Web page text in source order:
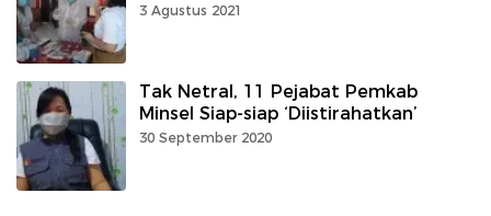
3 Agustus 2021
Tak Netral, 11 Pejabat Pemkab
Minsel Siap-siap ‘Diistirahatkan’
30 September 2020